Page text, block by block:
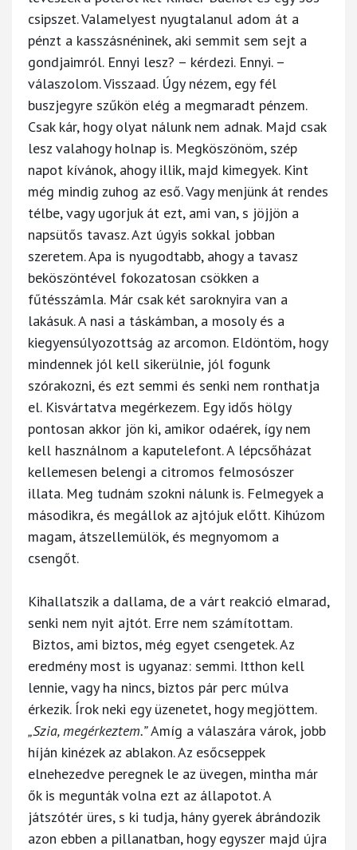
csipszet. Valamelyest nyugtalanul adom át a
pénzt a kasszásnéninek, aki semmit sem sejt a
gondjaimról. Ennyi lesz? – kérdezi. Ennyi. –
válaszolom. Visszaad. Úgy nézem, egy fél
buszjegyre szűkön elég a megmaradt pénzem.
Csak kár, hogy olyat nálunk nem adnak. Majd csak
lesz valahogy holnap is. Megköszönöm, szép
napot kívánok, ahogy illik, majd kimegyek. Kint
még mindig zuhog az eső. Vagy menjünk át rendes
télbe, vagy ugorjuk át ezt, ami van, s jöjjön a
napsütős tavasz. Azt úgyis sokkal jobban
szeretem. Apa is nyugodtabb, ahogy a tavasz
beköszöntével fokozatosan csökken a
fűtésszámla. Már csak két saroknyira van a
lakásuk. A nasi a táskámban, a mosoly és a
kiegyensúlyozottság az arcomon. Eldöntöm, hogy
mindennek jól kell sikerülnie, jól fogunk
szórakozni, és ezt semmi és senki nem ronthatja
el. Kisvártatva megérkezem. Egy idős hölgy
pontosan akkor jön ki, amikor odaérek, így nem
kell használnom a kaputelefont. A lépcsőházat
kellemesen belengi a citromos felmosószer
illata. Meg tudnám szokni nálunk is. Felmegyek a
másodikra, és megállok az ajtójuk előtt. Kihúzom
magam, átszellemülök, és megnyomom a
csengőt.
Kihallatszik a dallama, de a várt reakció elmarad,
senki nem nyit ajtót. Erre nem számítottam.
Biztos, ami biztos, még egyet csengetek. Az
eredmény most is ugyanaz: semmi. Itthon kell
lennie, vagy ha nincs, biztos pár perc múlva
érkezik. Írok neki egy üzenetet, hogy megjöttem.
„Szia, megérkeztem.”Amíg a válaszára várok, jobb
híján kinézek az ablakon. Az esőcseppek
elnehezedve peregnek le az üvegen, mintha már
ők is megunták volna ezt az állapotot. A
játszótér üres, s ki tudja, hány gyerek ábrándozik
azon ebben a pillanatban, hogy egyszer majd újra